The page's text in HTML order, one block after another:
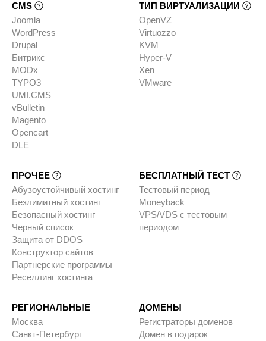
CMS
Joomla
WordPress
Drupal
Битрикс
MODx
TYPO3
UMI.CMS
vBulletin
Magento
Opencart
DLE
ТИП ВИРТУАЛИЗАЦИИ
OpenVZ
Virtuozzo
KVM
Hyper-V
Xen
VMware
ПРОЧЕЕ
Абузоустойчивый хостинг
Безлимитный хостинг
Безопасный хостинг
Черный список
Защита от DDOS
Конструктор сайтов
Партнерские программы
Реселлинг хостинга
БЕСПЛАТНЫЙ ТЕСТ
Тестовый период
Moneyback
VPS/VDS с тестовым
периодом
РЕГИОНАЛЬНЫЕ
Москва
Санкт-Петербург
ДОМЕНЫ
Регистраторы доменов
Домен в подарок